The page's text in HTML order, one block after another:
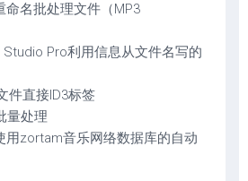
命名批处理文件（MP3
Pro利用信息从文件名写的
件直接ID3标签
量处理
用zortam音乐网络数据库的自动